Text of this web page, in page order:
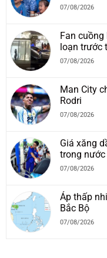
07/08/2026
Fan
loạn trước
07/08/2026
Man City
Rodri
07/08/2026
Giá xăng
trong
07/08/2026
Áp thấp
Bắc Bộ
07/08/2026